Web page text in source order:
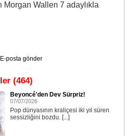
Wallen 7 adaylıkla
E-posta gönder
(464)
Beyoncé'den Dev Sürpriz!
07/07/2026
Pop dünyasının kraliçesi iki yıl süren
sessizliğini bozdu. [...]